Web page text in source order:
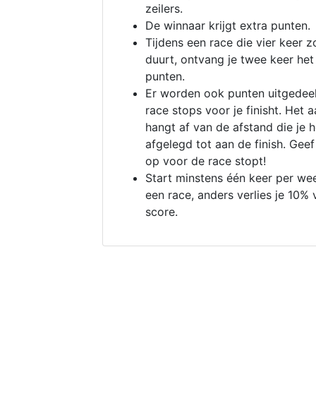
zeilers.
De winnaar krijgt extra punten.
Tijdens een race die vier keer
duurt, ontvang je twee keer
punten.
Er worden ook punten
race stops voor je finisht. Het
hangt af van de afstand die je
afgelegd tot aan de finish.
op voor de race stopt!
Start minstens één keer per
een race, anders verlies je 10%
score.